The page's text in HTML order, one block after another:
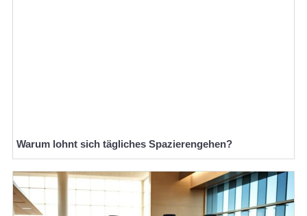
Warum lohnt sich tägliches Spazierengehen?